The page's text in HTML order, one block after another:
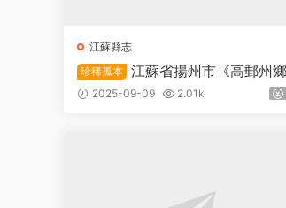
江蘇縣志
珍稀孤本 江蘇省揚州市《高郵州
志》一卷PDF高清電子版下載
2025-09-09 2.01k